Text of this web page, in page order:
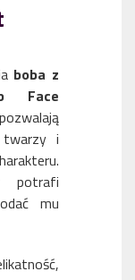
boba z
Face
twarzy i
potrafi
mu